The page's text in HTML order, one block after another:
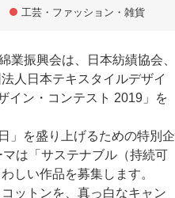
工芸・ファッション・雑貨
業振興会は、日本紡績協会、
人日本テキスタイルデザイ
イン・コンテスト 2019」を
」を盛り上げるための特別企
は「サステナブル（持続可
しい作品を募集します。
ットンを、真っ白なキャン